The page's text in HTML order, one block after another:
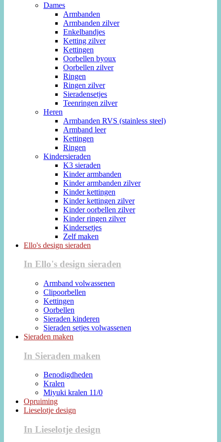
Dames
Armbanden
Armbanden zilver
Enkelbandjes
Ketting zilver
Kettingen
Oorbellen byoux
Oorbellen zilver
Ringen
Ringen zilver
Sieradensetjes
Teenringen zilver
Heren
Armbanden RVS (stainless steel)
Armband leer
Kettingen
Ringen
Kindersieraden
K3 sieraden
Kinder armbanden
Kinder armbanden zilver
Kinder kettingen
Kinder kettingen zilver
Kinder oorbellen zilver
Kinder ringen zilver
Kindersetjes
Zelf maken
Ello's design sieraden
In Ello's design sieraden
Armband volwassenen
Clipoorbellen
Kettingen
Oorbellen
Sieraden kinderen
Sieraden setjes volwassenen
Sieraden maken
In Sieraden maken
Benodigdheden
Kralen
Miyuki kralen 11/0
Opruiming
Lieselotje design
In Lieselotje design